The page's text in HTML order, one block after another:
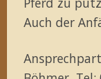
Auch der